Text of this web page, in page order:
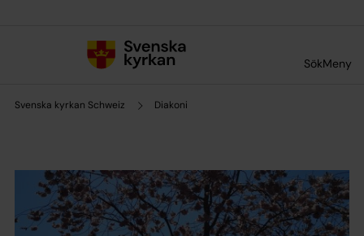
SökMeny
Svenska kyrkan Schweiz Diakoni